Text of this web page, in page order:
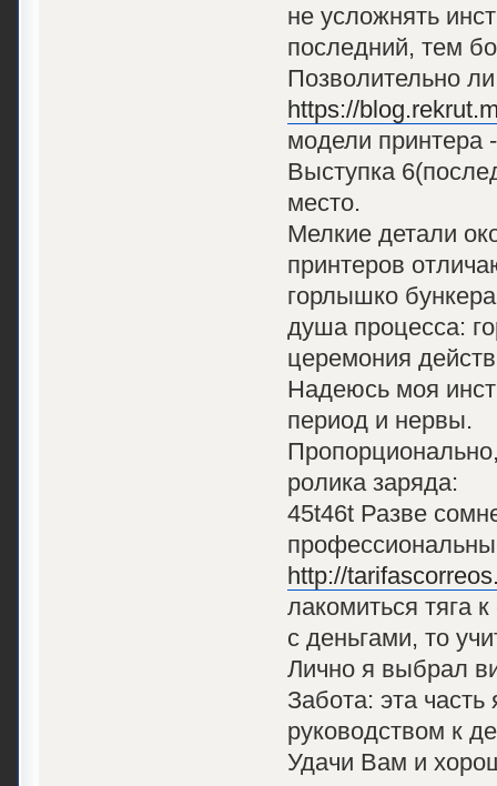
не усложнять
последний, тем
Позволительно
https://
модели принтера
Выступка
место.
Мелкие детали
принтеров
горлышко
душа процесса:
церемония
Надеюсь моя
период и нервы.
ролика заряда:
45t46t Разве
http://
лакомиться тяга
с деньгами, то
Лично я выбрал
Забота: эта
руководством к
Удачи Вам и